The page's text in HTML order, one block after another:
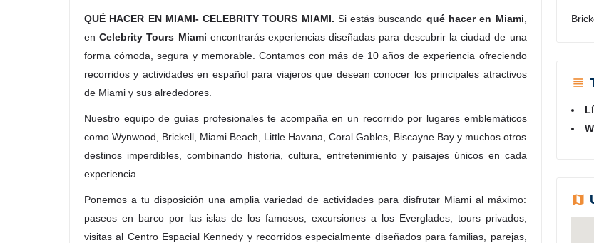
QUÉ HACER EN MIAMI- CELEBRITY TOURS MIAMI. Si estás buscando qué hacer en Miami
enCelebrity Tours Miami encontrarás experiencias diseñadas para descubrir la ciudad de una
forma cómoda, segura y memorable. Contamos con más de 10 años de experiencia ofreciendo
recorridos y actividades en español para viajeros que desean conocer los principales atractivos
de Miami y sus alrededores.
Nuestro equipo de guías profesionales te acompaña en un recorrido por lugares emblemáticos
como Wynwood, Brickell, Miami Beach, Little Havana, Coral Gables, Biscayne Bay y muchos otros
destinos imperdibles, combinando historia, cultura, entretenimiento y paisajes únicos en cada
experiencia.
Ponemos a tu disposición una amplia variedad de actividades para disfrutar Miami al máximo:
paseos en barco por las islas de los famosos, excursiones a los Everglades, tours privados,
visitas al Centro Espacial Kennedy y recorridos especialmente diseñados para familias, parejas,